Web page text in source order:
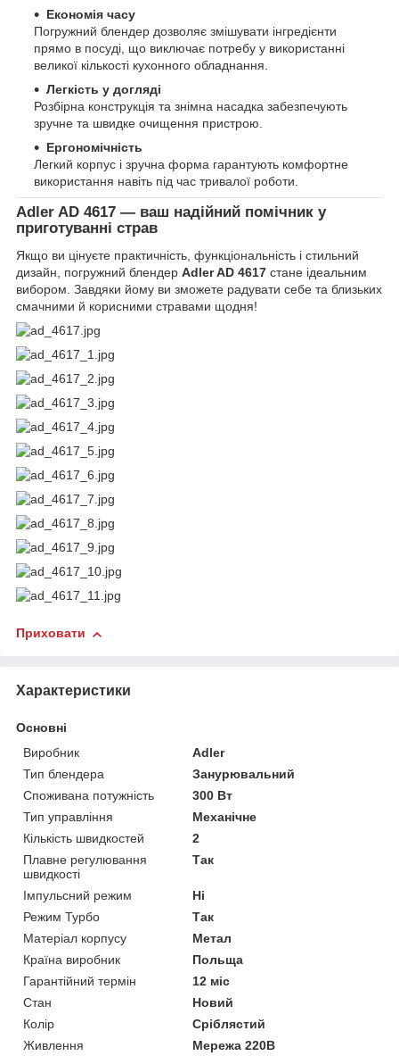
Економія часу
Погружний блендер дозволяє змішувати інгредієнти
прямо в посуді, що виключає потребу у використанні
великої кількості кухонного обладнання.
Легкість у догляді
Розбірна конструкція та знімна насадка забезпечують
зручне та швидке очищення пристрою.
Ергономічність
Легкий корпус і зручна форма гарантують комфортне
використання навіть під час тривалої роботи.
Adler AD 4617 — ваш надійний помічник у
приготуванні страв
Якщо ви цінуєте практичність, функціональність і стильний
дизайн, погружний блендер Adler AD 4617 стане ідеальним
вибором. Завдяки йому ви зможете радувати себе та близьких
смачними й корисними стравами щодня!
Приховати
Характеристики
Основні
Виробник
Adler
Тип блендера
Занурювальний
Споживана потужність
300 Вт
Тип управління
Механічне
Кількість швидкостей
2
Плавне регулювання
швидкості
Так
Імпульсний режим
Ні
Режим Турбо
Так
Матеріал корпусу
Метал
Країна виробник
Польща
Гарантійний термін
12 міс
Стан
Новий
Колір
Сріблястий
Живлення
Мережа 220В